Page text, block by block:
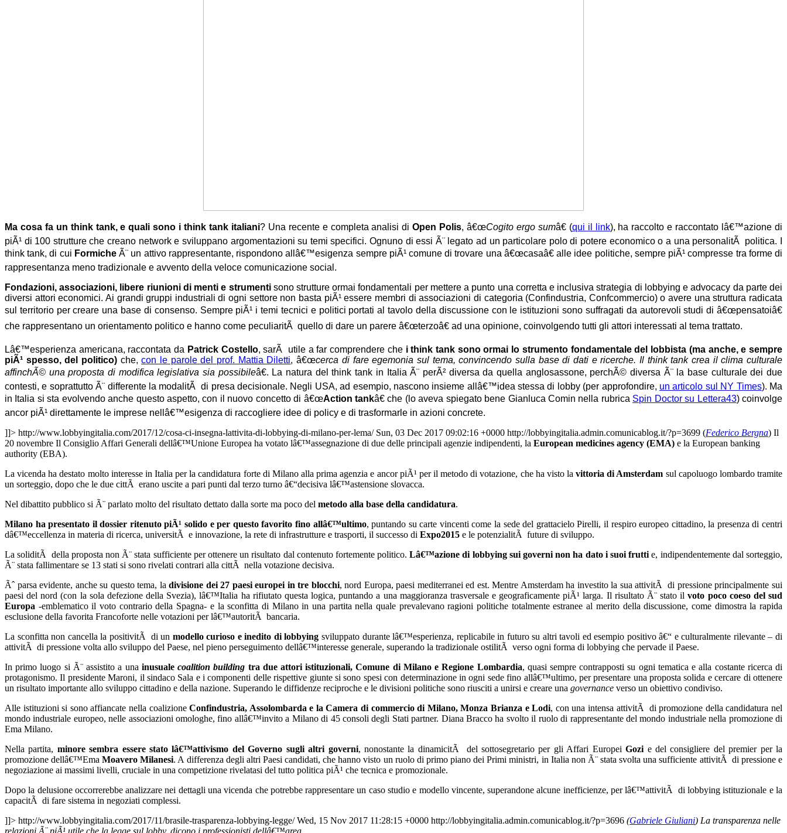
Ma cosa fa un think tank, e quali sono i think tank italiani? Una recente e completa analisi diOpen Polis, â€œCogito ergo sumâ€ (qui il link), ha raccolto e raccontato lâ€™azione di
piÃ¹ di 100 strutture che creano network e sviluppano argomentazioni su temi specifici. Ognuno di essi Ã¨ legato ad un particolare polo di potere economico o a una personalitÃ politica. I
think tank, di cui FormicheÃ¨ un attivo rappresentante, rispondono allâ€™esigenza sempre piÃ¹ comune di trovare una â€œcasaâ€ alle idee politiche, sempre piÃ¹ compresse tra forme di
rappresentanza meno tradizionale e avvento della veloce comunicazione social.
Fondazioni, associazioni, libere riunioni di menti e strumentisono strutture ormai fondamentali per mettere a punto una corretta e inclusiva strategia di lobbying e advocacy da parte dei
diversi attori economici. Ai grandi gruppi industriali di ogni settore non basta piÃ¹ essere membri di associazioni di categoria (Confindustria, Confcommercio) o avere una struttura radicata
sul territorio per creare una base di consenso. Sempre piÃ¹ i temi tecnici e politici portati al tavolo della discussione con le istituzioni sono suffragati da autorevoli studi di â€œpensatoiâ€
che rappresentano un orientamento politico e hanno come peculiaritÃ quello di dare un parere â€œterzoâ€ ad una opinione, coinvolgendo tutti gli attori interessati al tema trattato.
Lâ€™esperienza americana, raccontata da Patrick Costello, sarÃ utile a far comprendere che i think tank sono ormai lo strumento fondamentale del lobbista (ma anche, e sempre
piÃ¹ spesso, del politico) che,con le parole del prof. Mattia Diletti, â€œcerca di fare egemonia sul tema, convincendo sulla base di dati e ricerche. Il think tank crea il clima culturale
affinchÃ© una proposta di modifica legislativa sia possibileâ€. La natura del think tank in Italia Ã¨ perÃ² diversa da quella anglosassone, perchÃ© diversa Ã¨ la base culturale dei due
contesti, e soprattutto Ã¨ differente la modalitÃ di presa decisionale. Negli USA, ad esempio, nascono insieme allâ€™idea stessa di lobby (per approfondire, un articolo sul NY Times). Ma
in Italia si sta evolvendo anche questo aspetto, con il nuovo concetto di â€œAction tankâ€ che (lo aveva spiegato bene Gianluca Comin nella rubrica Spin Doctor su Lettera43) coinvolge
ancor piÃ¹ direttamente le imprese nellâ€™esigenza di raccogliere idee di policy e di trasformarle in azioni concrete.
]]> http://www.lobbyingitalia.com/2017/12/cosa-ci-insegna-lattivita-di-lobbying-di-milano-per-lema/ Sun, 03 Dec 2017 09:02:16 +0000 http://lobbyingitalia.admin.comunicablog.it/?p=3699 (Federico Bergna) Il
20 novembre Il Consiglio Affari Generali dellâ€™Unione Europea ha votato lâ€™assegnazione di due delle principali agenzie indipendenti, la European medicines agency (EMA) e la European banking
authority (EBA).
La vicenda ha destato molto interesse in Italia per la candidatura forte di Milano alla prima agenzia e ancor piÃ¹ per il metodo di votazione, che ha visto lavittoria di Amsterdam sul capoluogo lombardo tramite
un sorteggio, dopo che le due cittÃ erano uscite a pari punti dal terzo turno â€“decisiva lâ€™astensione slovacca.
Nel dibattito pubblico si Ã¨ parlato molto del risultato dettato dalla sorte ma poco del metodo alla base della candidatura.
Milano ha presentato il dossier ritenuto piÃ¹ solido e per questo favorito fino allâ€™ultimo, puntando su carte vincenti come la sede del grattacielo Pirelli, il respiro europeo cittadino, la presenza di centri
dâ€™eccellenza in materia di ricerca, universitÃ e innovazione, la rete di infrastrutture e trasporti, il successo di Expo2015 e le potenzialitÃ future di sviluppo.
La soliditÃ della proposta non Ã¨ stata sufficiente per ottenere un risultato dal contenuto fortemente politico.Lâ€™azione di lobbying sui governi non ha dato i suoi frutti e, indipendentemente dal sorteggio,
Ã¨ stata fallimentare se 13 stati si sono rivelati contrari alla cittÃ nella votazione decisiva.
Ãˆ parsa evidente, anche su questo tema, ladivisione dei 27 paesi europei in tre blocchi, nord Europa, paesi mediterranei ed est. Mentre Amsterdam ha investito la sua attivitÃ di pressione principalmente sui
paesi del nord (con la sola defezione della Svezia), lâ€™Italia ha rifiutato questa logica, puntando a una maggioranza trasversale e geograficamente piÃ¹ larga. Il risultato Ã¨ stato ilvoto poco coeso del sud
Europa -emblematico il voto contrario della Spagna- e la sconfitta di Milano in una partita nella quale prevalevano ragioni politiche totalmente estranee al merito della discussione, come dimostra la rapida
esclusione della favorita Francoforte nelle votazioni per lâ€™autoritÃ bancaria.
La sconfitta non cancella la positivitÃ di un modello curioso e inedito di lobbying sviluppato durante lâ€™esperienza, replicabile in futuro su altri tavoli ed esempio positivo â€“ e culturalmente rilevante – di
attivitÃ di pressione volta allo sviluppo del Paese, nel pieno perseguimento dellâ€™interesse generale, superando la tradizionale ostilitÃ verso ogni forma di lobbying che pervade il Paese.
In primo luogo si Ã¨ assistito a una inusualecoalition building tra due attori istituzionali, Comune di Milano e Regione Lombardia, quasi sempre contrapposti su ogni tematica e alla costante ricerca di
protagonismo. Il presidente Maroni, il sindaco Sala e i componenti delle rispettive giunte si sono spesi con determinazione in ogni sede fino allâ€™ultimo, per presentare una proposta solida e cercare di ottenere
un risultato importante allo sviluppo cittadino e della nazione. Superando le diffidenze reciproche e le divisioni politiche sono riusciti a unirsi e creare una governance verso un obiettivo condiviso.
Alle istituzioni si sono affiancate nella coalizioneConfindustria, Assolombarda e la Camera di commercio di Milano, Monza Brianza e Lodi, con una intensa attivitÃ di promozione della candidatura nel
mondo industriale europeo, nelle associazioni omologhe, fino allâ€™invito a Milano di 45 consoli degli Stati partner. Diana Bracco ha svolto il ruolo di rappresentante del mondo industriale nella promozione di
Ema Milano.
Nella partita, minore sembra essere stato lâ€™attivismo del Governo sugli altri governi, nonostante la dinamicitÃ del sottosegretario per gli Affari EuropeiGozi e del consigliere del premier per la
promozione dellâ€™EmaMoavero Milanesi. A differenza degli altri Paesi candidati, che hanno visto un ruolo di primo piano dei Primi ministri, in Italia non Ã¨ stata svolta una sufficiente attivitÃ di pressione e
negoziazione ai massimi livelli, cruciale in una competizione rivelatasi del tutto politica piÃ¹ che tecnica e promozionale.
Dopo la delusione occorrerebbe analizzare nei dettagli una vicenda che potrebbe rappresentare un caso studio e modello vincente, superandone alcune inefficienze, per lâ€™attivitÃ di lobbying istituzionale e la
capacitÃ di fare sistema in negoziati complessi.
]]> http://www.lobbyingitalia.com/2017/11/brasile-trasparenza-lobbying-legge/Wed, 15 Nov 2017 11:28:15 +0000 http://lobbyingitalia.admin.comunicablog.it/?p=3696 (Gabriele Giuliani) La transparenza nelle
relazioni Ã¨ piÃ¹ utile che la legge sul lobby, dicono i professionisti dellâ€™area.